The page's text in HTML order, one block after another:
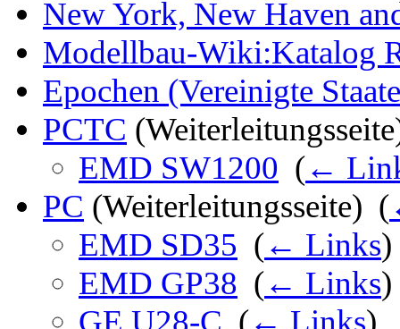
New York, New Haven
Modellbau-Wiki:Katalog
Epochen (Vereinigte
PCTC
EMD SW1200 (←
PC (Weiterleitungsseite) ‎ (
EMD SD35 (← Links)
EMD GP38 (← Links)
GE U28-C (← Links)